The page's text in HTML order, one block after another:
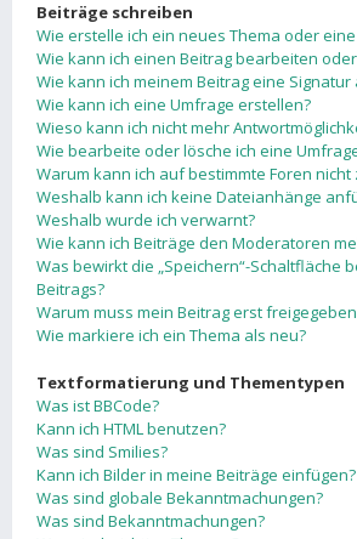
Beiträge schreiben
Wie erstelle ich ein neues Thema oder
Wie kann ich einen Beitrag bearbeiten
Wie kann ich meinem Beitrag eine Signatur
Wie kann ich eine Umfrage erstellen?
Wieso kann ich nicht mehr
Wie bearbeite oder lösche ich eine
Warum kann ich auf bestimmte Foren nicht
Weshalb kann ich keine Dateianhänge
Weshalb wurde ich verwarnt?
Wie kann ich Beiträge den Moderatoren
Was bewirkt die „Speichern“-Schaltfläche
Beitrags?
Warum muss mein Beitrag erst
Wie markiere ich ein Thema als neu?
Textformatierung und Thementypen
Was ist BBCode?
Kann ich HTML benutzen?
Was sind Smilies?
Kann ich Bilder in meine Beiträge einfügen?
Was sind globale Bekanntmachungen?
Was sind Bekanntmachungen?